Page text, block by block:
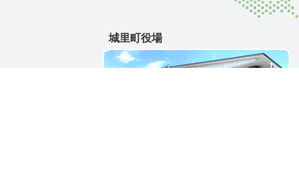
城里町役場